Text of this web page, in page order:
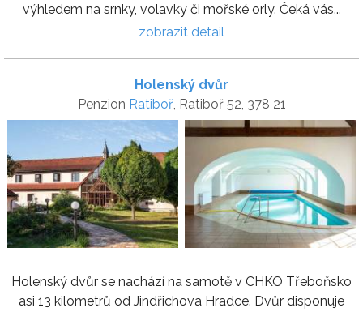
výhledem na srnky, volavky či mořské orly. Čeká vás...
zobrazit detail
Holenský dvůr
Penzion Ratiboř, Ratiboř 52, 378 21
Holenský dvůr se nachází na samotě v CHKO Třeboňsko
asi 13 kilometrů od Jindřichova Hradce. Dvůr disponuje